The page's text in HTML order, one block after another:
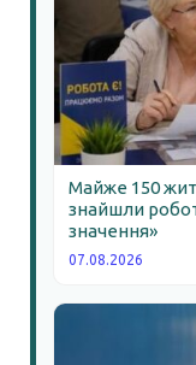
Майже 150
знайшли
значення»
07.08.2026